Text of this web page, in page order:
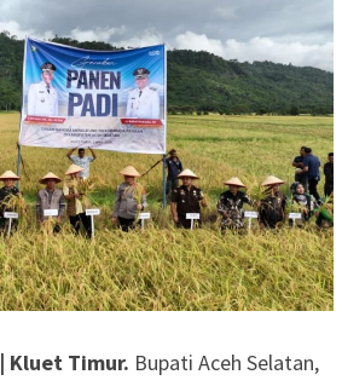
Kluet Timur. Bupati Aceh Selatan,